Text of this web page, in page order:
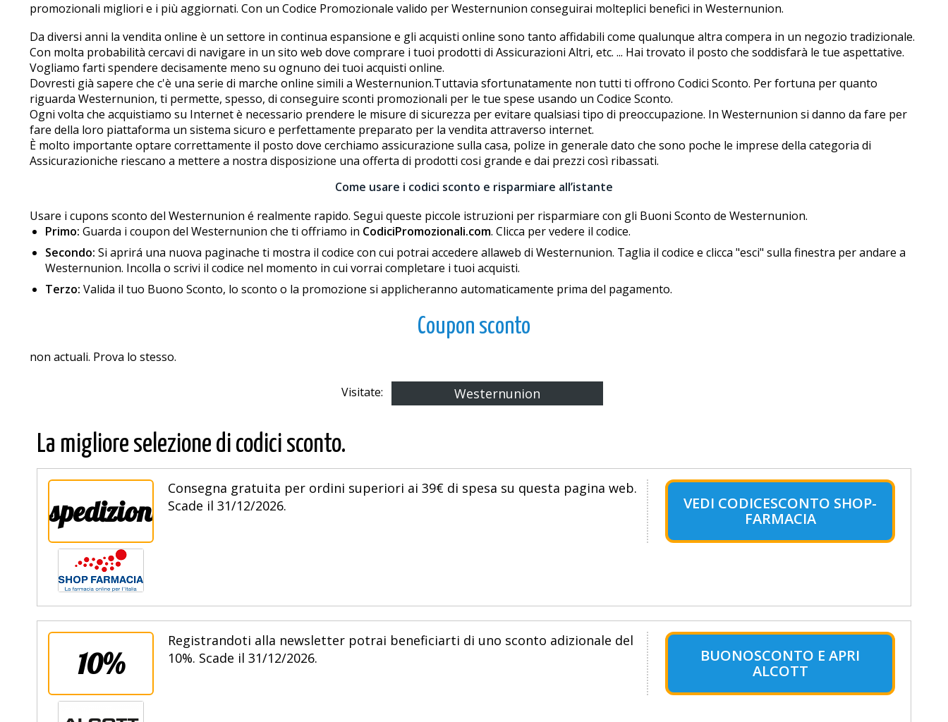
promozionali migliori e i più aggiornati. Con un Codice Promozionale valido per Westernunion conseguirai molteplici benefici in Westernunion.
Da diversi anni la vendita online è un settore in continua espansione e gli acquisti online sono tanto affidabili come qualunque altra compera in un negozio tradizionale.
Con molta probabilità cercavi di navigare in un sito web dove comprare i tuoi prodotti di Assicurazioni Altri, etc. ... Hai trovato il posto che soddisfarà le tue aspettative.
Vogliamo farti spendere decisamente meno su ognuno dei tuoi acquisti online.
Dovresti già sapere che c'è una serie di marche online simili a Westernunion.Tuttavia sfortunatamente non tutti ti offrono Codici Sconto. Per fortuna per quanto
riguarda Westernunion, ti permette, spesso, di conseguire sconti promozionali per le tue spese usando un Codice Sconto.
Ogni volta che acquistiamo su Internet è necessario prendere le misure di sicurezza per evitare qualsiasi tipo di preoccupazione. In Westernunion si danno da fare per
fare della loro piattaforma un sistema sicuro e perfettamente preparato per la vendita attraverso internet.
È molto importante optare correttamente il posto dove cerchiamo assicurazione sulla casa, polize in generale dato che sono poche le imprese della categoria di
Assicurazioniche riescano a mettere a nostra disposizione una offerta di prodotti cosi grande e dai prezzi così ribassati.
Come usare i codici sconto e risparmiare all’istante
Usare i cupons sconto del Westernunion é realmente rapido. Segui queste piccole istruzioni per risparmiare con gli Buoni Sconto de Westernunion.
Primo: Guarda i coupon del Westernunion che ti offriamo in CodiciPromozionali.com. Clicca per vedere il codice.
Secondo: Si aprirá una nuova paginache ti mostra il codice con cui potrai accedere allaweb di Westernunion. Taglia il codice e clicca "esci" sulla finestra per andare a
Westernunion. Incolla o scrivi il codice nel momento in cui vorrai completare i tuoi acquisti.
Terzo: Valida il tuo Buono Sconto, lo sconto o la promozione si applicheranno automaticamente prima del pagamento.
Coupon sconto
non actuali. Prova lo stesso.
Visitate: Westernunion
La migliore selezione di codici sconto.
spedizione
Consegna gratuita per ordini superiori ai 39€ di spesa su questa pagina web.
Scade il 31/12/2026.
VEDI CODICESCONTO SHOP-
FARMACIA
10%
Registrandoti alla newsletter potrai beneficiarti di uno sconto adizionale del
10%. Scade il 31/12/2026.
BUONOSCONTO E APRI
ALCOTT